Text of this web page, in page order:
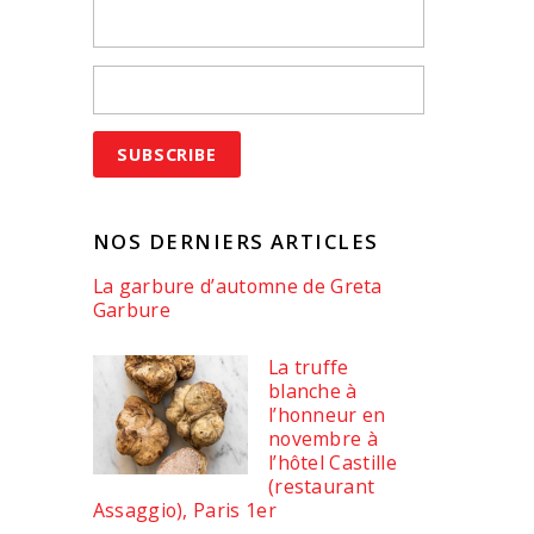
NOS DERNIERS ARTICLES
La garbure d’automne de Greta
Garbure
La truffe
blanche à
l’honneur en
novembre à
l’hôtel Castille
(restaurant
Assaggio), Paris 1er